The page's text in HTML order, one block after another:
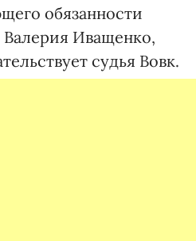
обязанности
Иващенко,
судья Вовк.